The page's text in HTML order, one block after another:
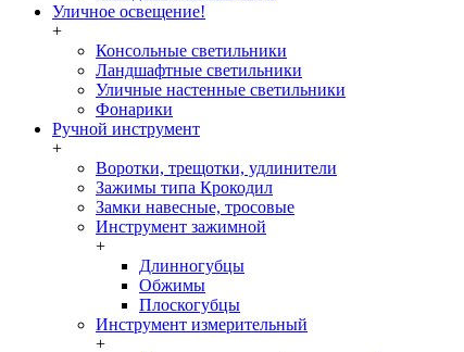
Уличное освещение!
+
Консольные светильники
Ландшафтные светильники
Уличные настенные светильники
Фонарики
Ручной инструмент
+
Воротки, трещотки, удлинители
Зажимы типа Крокодил
Замки навесные, тросовые
Инструмент зажимной
+
Длинногубцы
Обжимы
Плоскогубцы
Инструмент измерительный
+